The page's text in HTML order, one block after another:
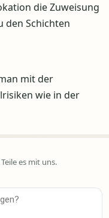
die Zuweisung
den Schichten
mit der
wie in der
es mit uns.